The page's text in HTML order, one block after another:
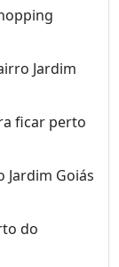
Jardim
ficar perto
Goiás
do